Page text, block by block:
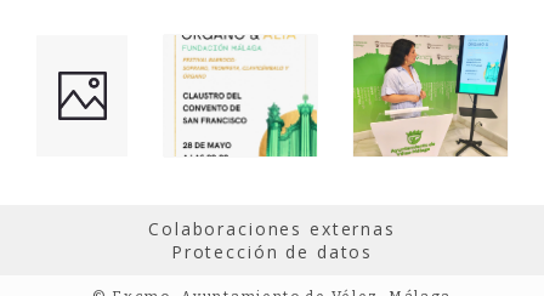
Colaboraciones externas
Protección de datos